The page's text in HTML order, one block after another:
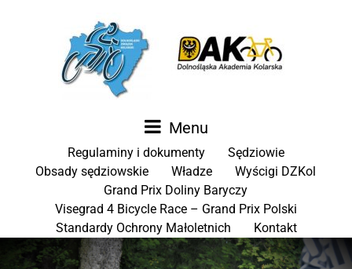
Menu
Regulaminy i dokumenty
Sędziowie
Obsady sędziowskie
Władze
Wyścigi DZKol
Grand Prix Doliny Baryczy
Visegrad 4 Bicycle Race – Grand Prix Polski
Standardy Ochrony Małoletnich
Kontakt